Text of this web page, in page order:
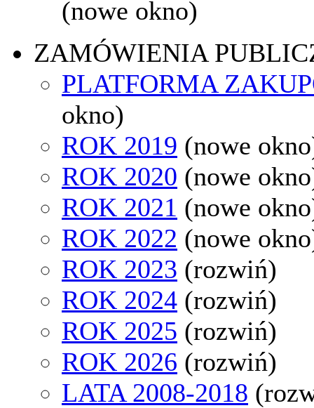
(nowe okno)
ZAMÓWIENIA
PLATFORMA
okno)
ROK 2019 (nowe
ROK 2020 (nowe
ROK 2021 (nowe
ROK 2022 (nowe
ROK 2023 (rozwiń)
ROK 2024 (rozwiń)
ROK 2025 (rozwiń)
ROK 2026 (rozwiń)
LATA 2008-2018